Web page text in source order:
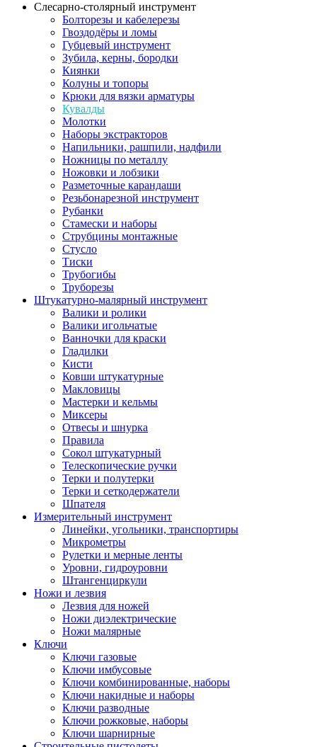
Слесарно-столярный инструмент
Болторезы и кабелерезы
Гвоздодёры и ломы
Губцевый инструмент
Зубила, керны, бородки
Киянки
Колуны и топоры
Крюки для вязки арматуры
Кувалды
Молотки
Наборы экстракторов
Напильники, рашпили, надфили
Ножницы по металлу
Ножовки и лобзики
Разметочные карандаши
Резьбонарезной инструмент
Рубанки
Стамески и наборы
Струбцины монтажные
Стусло
Тиски
Трубогибы
Труборезы
Штукатурно-малярный инструмент
Валики и ролики
Валики игольчатые
Ванночки для краски
Гладилки
Кисти
Ковши штукатурные
Макловицы
Мастерки и кельмы
Миксеры
Отвесы и шнурка
Правила
Сокол штукатурный
Телескопические ручки
Терки и полутерки
Терки и сеткодержатели
Шпателя
Измерительный инструмент
Линейки, угольники, транспортиры
Микрометры
Рулетки и мерные ленты
Уровни, гидроуровни
Штангенциркули
Ножи и лезвия
Лезвия для ножей
Ножи диэлектрические
Ножи малярные
Ключи
Ключи газовые
Ключи имбусовые
Ключи комбинированные, наборы
Ключи накидные и наборы
Ключи разводные
Ключи рожковые, наборы
Ключи шарнирные